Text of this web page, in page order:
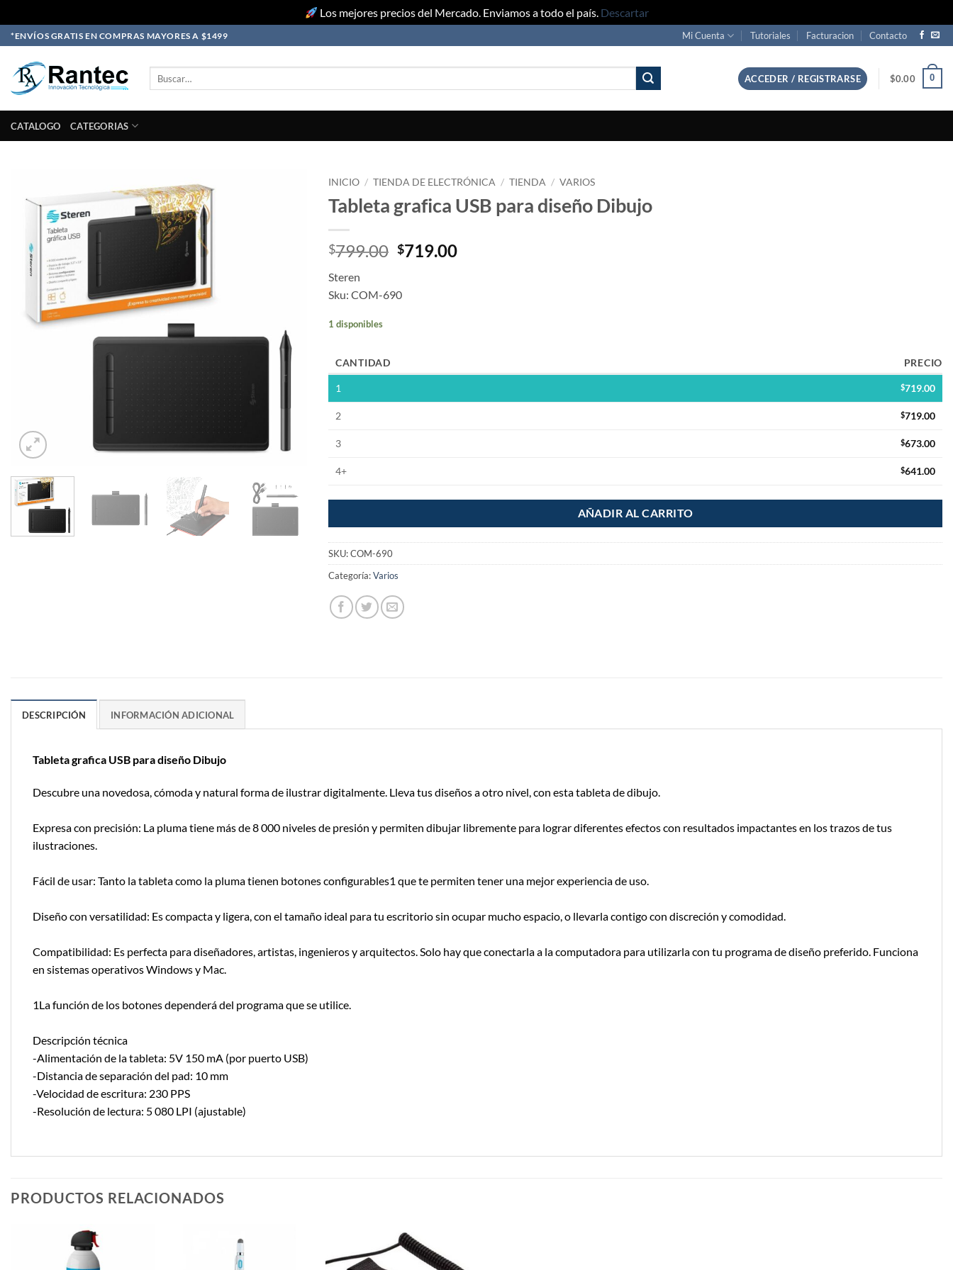
Los mejores precios del Mercado. Enviamos a todo el país. Descartar
Skip
to
content
*ENVÍOS GRATIS EN COMPRAS MAYORES A $1499 Mi Cuenta Tutoriales Facturacion Contacto
ACCEDER / REGISTRARSE $0.00 0
CATALOGO CATEGORIAS
INICIO / TIENDA DE ELECTRÓNICA / TIENDA / VARIOS
Tableta grafica USB para diseño Dibujo
$799.00 $719.00
Steren
Sku: COM-690
1 disponibles
CANTIDAD PRECIO
1 $719.00
2 $719.00
3 $673.00
4+ $641.00
AÑADIR AL CARRITO
SKU:COM-690
Categoría:Varios
DESCRIPCIÓN INFORMACIÓN ADICIONAL
Tableta grafica USB para diseño Dibujo
Descubre una novedosa, cómoda y natural forma de ilustrar digitalmente. Lleva tus diseños a otro nivel, con esta tableta de dibujo.
Expresa con precisión: La pluma tiene más de 8 000 niveles de presión y permiten dibujar libremente para lograr diferentes efectos con resultados impactantes en los trazos de tus
ilustraciones.
Fácil de usar: Tanto la tableta como la pluma tienen botones configurables1 que te permiten tener una mejor experiencia de uso.
Diseño con versatilidad: Es compacta y ligera, con el tamaño ideal para tu escritorio sin ocupar mucho espacio, o llevarla contigo con discreción y comodidad.
Compatibilidad: Es perfecta para diseñadores, artistas, ingenieros y arquitectos. Solo hay que conectarla a la computadora para utilizarla con tu programa de diseño preferido. Funciona
en sistemas operativos Windows y Mac.
1La función de los botones dependerá del programa que se utilice.
Descripción técnica
-Alimentación de la tableta: 5V 150 mA (por puerto USB)
-Distancia de separación del pad: 10 mm
-Velocidad de escritura: 230 PPS
-Resolución de lectura: 5 080 LPI (ajustable)
PRODUCTOS RELACIONADOS